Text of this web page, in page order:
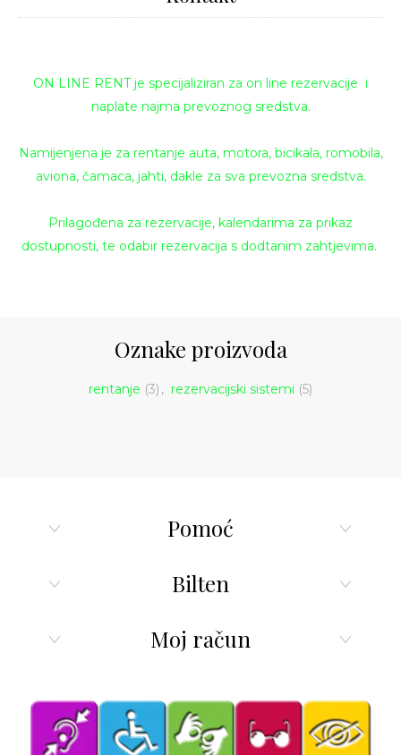
ON LINE RENT je specijaliziran za on line rezervacije i
naplate najma prevoznog sredstva.
Namijenjena je za rentanje auta, motora, bicikala, romobila,
aviona, čamaca, jahti, dakle za sva prevozna sredstva.
Prilagođena za rezervacije, kalendarima za prikaz
dostupnosti, te odabir rezervacija s dodtanim zahtjevima.
Oznake proizvoda
rentanje (3) , rezervacijski sistemi (5)
Pomoć
Bilten
Moj račun